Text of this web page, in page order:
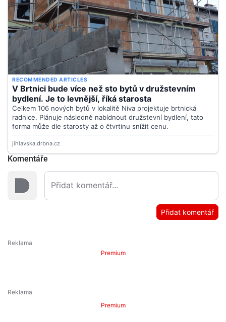
Komentáře
Přidat komentář
Premium
Premium